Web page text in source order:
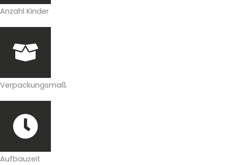
Anzahl Kinder
Verpackungsmaß
Aufbauzeit